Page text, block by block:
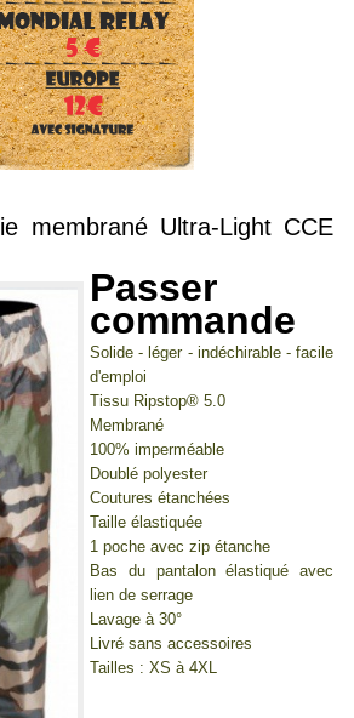
membrané Ultra-Light CCE
Passer
commande
Solide - léger - indéchirable - facile
d'emploi
Tissu Ripstop® 5.0
Membrané
100% imperméable
Doublé polyester
Coutures étanchées
Taille élastiquée
1 poche avec zip étanche
Bas du pantalon élastiqué avec
lien de serrage
Lavage à 30°
Livré sans accessoires
Tailles : XS à 4XL